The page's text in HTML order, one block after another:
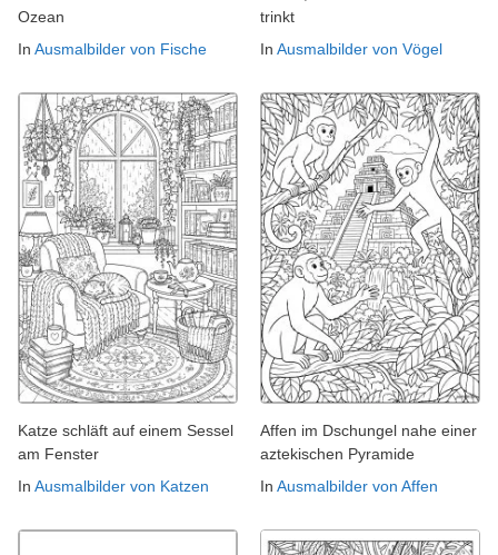
Ozean
In Ausmalbilder von Fische
trinkt
In Ausmalbilder von Vögel
Katze schläft auf einem Sessel
am Fenster
In Ausmalbilder von Katzen
Affen im Dschungel nahe einer
aztekischen Pyramide
In Ausmalbilder von Affen